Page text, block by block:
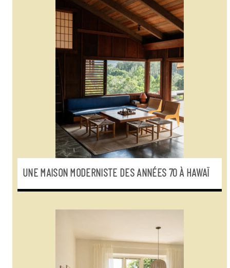
UNE MAISON MODERNISTE DES ANNÉES 70 À HAWAÏ